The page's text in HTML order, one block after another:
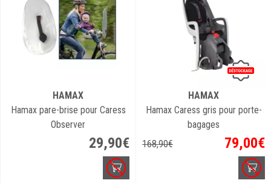
HAMAX
Hamax pare-brise pour Caress
Observer
29,90€
HAMAX
Hamax Caress gris pour porte-
bagages
168,90€ 79,00€